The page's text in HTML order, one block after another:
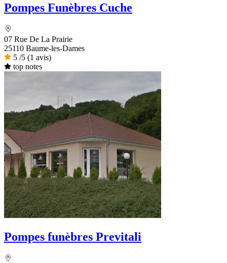
Pompes Funèbres Cuche
07 Rue De La Prairie
25110 Baume-les-Dames
5 /5 (1 avis)
top notes
Pompes funèbres Previtali